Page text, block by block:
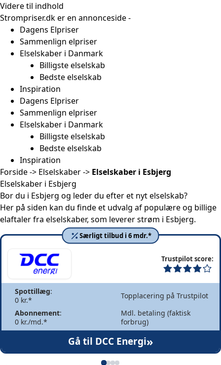
Videre til indhold
Strompriser.dk er en annonceside -
Dagens Elpriser
Sammenlign elpriser
Elselskaber i Danmark
Billigste elselskab
Bedste elselskab
Inspiration
Dagens Elpriser
Sammenlign elpriser
Elselskaber i Danmark
Billigste elselskab
Bedste elselskab
Inspiration
Forside-> Elselskaber-> Elselskaber i Esbjerg
Elselskaber i Esbjerg
Bor du i Esbjerg og leder du efter et nyt elselskab?
Her på siden kan du finde et udvalg af populære og billige
elaftaler fra elselskaber, som leverer strøm i Esbjerg.
Særligt tilbud i 6 mdr.*
Trustpilot score:
Spottillæg:
0 kr.*
Topplacering på Trustpilot
Abonnement:
0 kr./md.*
Mdl. betaling (faktisk
forbrug)
Gå til DCC Energi»